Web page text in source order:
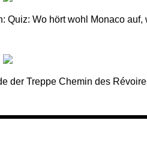
Quiz: Wo hört wohl Monaco
der Treppe Chemin des